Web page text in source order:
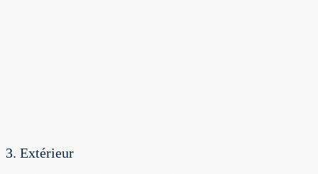
3. Extérieur